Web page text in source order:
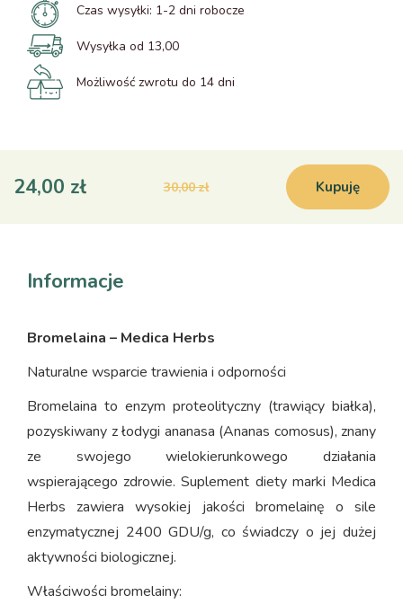
Czas wysyłki: 1-2 dni robocze
Wysyłka od 13,00
Możliwość zwrotu do 14 dni
24,00 zł 30,00 zł Kupuję
Informacje
Bromelaina – Medica Herbs
Naturalne wsparcie trawienia i odporności
Bromelaina to enzym proteolityczny (trawiący białka),
pozyskiwany z łodygi ananasa (Ananas comosus), znany
ze swojego wielokierunkowego działania
wspierającego zdrowie. Suplement diety marki Medica
Herbs zawiera wysokiej jakości bromelainę o sile
enzymatycznej 2400 GDU/g, co świadczy o jej dużej
aktywności biologicznej.
Właściwości bromelainy: